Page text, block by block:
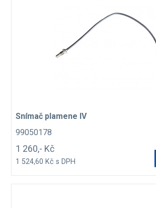
Snímač plamene IV
99050178
1 260,- Kč
1 524,60 Kč s DPH